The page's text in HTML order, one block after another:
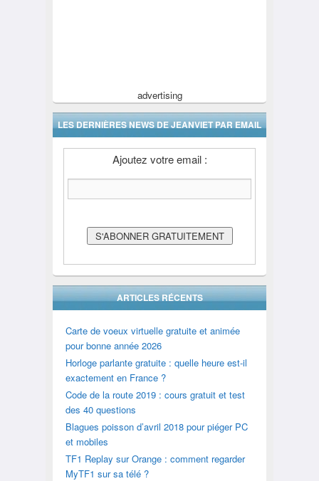
advertising
LES DERNIÈRES NEWS DE JEANVIET PAR EMAIL
Ajoutez votre email :
ARTICLES RÉCENTS
Carte de voeux virtuelle gratuite et animée
pour bonne année 2026
Horloge parlante gratuite : quelle heure est-il
exactement en France ?
Code de la route 2019 : cours gratuit et test
des 40 questions
Blagues poisson d’avril 2018 pour piéger PC
et mobiles
TF1 Replay sur Orange : comment regarder
MyTF1 sur sa télé ?